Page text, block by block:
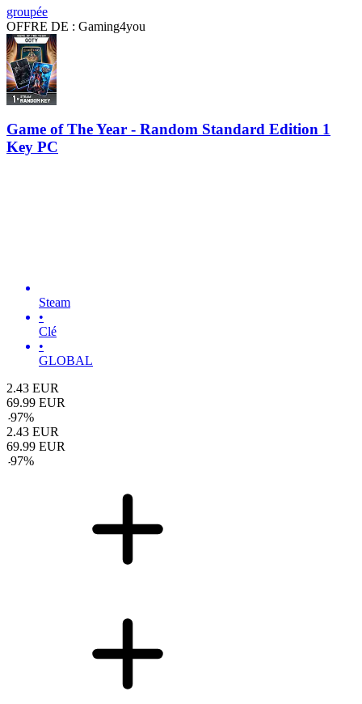
groupée
OFFRE DE : Gaming4you
Game of The Year - Random Standard Edition 1
Key PC
Steam
•
Clé
•
GLOBAL
2.43 EUR
69.99 EUR
-97%
2.43 EUR
69.99 EUR
-97%